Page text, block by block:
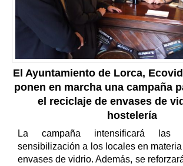
El Ayuntamiento de Lorca,
ponen en marcha una campaña
el reciclaje de envases de
hostelería
La campaña intensificará las
sensibilización a los locales en
envases de vidrio. Además, se